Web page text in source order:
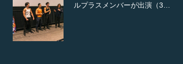
てマッスルプ…